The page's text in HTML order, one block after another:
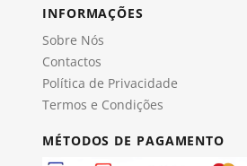
INFORMAÇÕES
Sobre Nós
Contactos
Política de Privacidade
Termos e Condições
MÉTODOS DE PAGAMENTO